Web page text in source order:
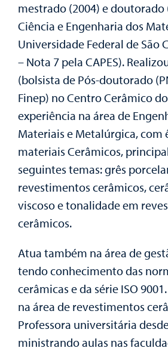
mestrado (2004) e doutorado
Ciência e Engenharia dos
Universidade Federal de São
– Nota 7 pela CAPES).
(bolsista de Pós-doutorado
Finep) no Centro Cerâmico
experiência na área de
Materiais e Metalúrgica, com
materiais Cerâmicos,
seguintes temas: grês
revestimentos cerâmicos,
viscoso e tonalidade em
cerâmicos.
Atua também na área de
tendo conhecimento das
cerâmicas e da série ISO
na área de revestimentos
Professora universitária
ministrando aulas nas